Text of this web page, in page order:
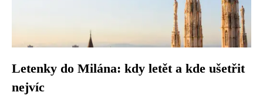
Letenky do Milána: kdy letět a kde ušetřit
nejvíc